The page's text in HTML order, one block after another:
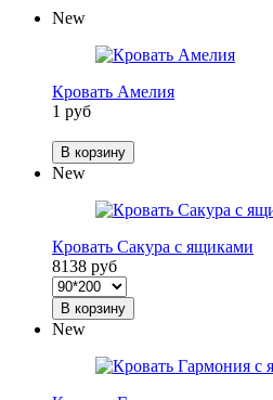
New
Кровать Амелия
1 руб
В корзину
New
Кровать Сакура с ящиками
8138 руб
В корзину
New